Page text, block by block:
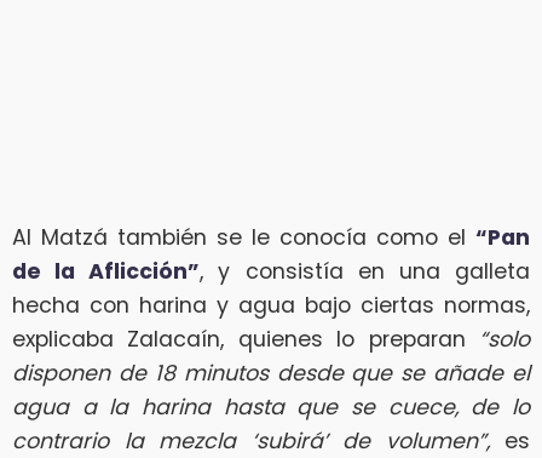
Al Matzá también se le conocía como el “Pan
de la Aflicción”, y consistía en una galleta
hecha con harina y agua bajo ciertas normas,
explicaba Zalacaín, quienes lo preparan “solo
disponen de 18 minutos desde que se añade el
agua a la harina hasta que se cuece, de lo
contrario la mezcla ‘subirá’ de volumen”, es